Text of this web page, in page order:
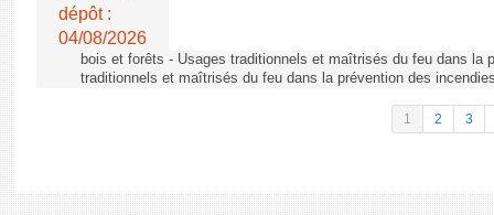
dépôt :
04/08/2026
bois et forêts - Usages traditionnels et maîtrisés du feu dans la
traditionnels et maîtrisés du feu dans la prévention des
1 2 3